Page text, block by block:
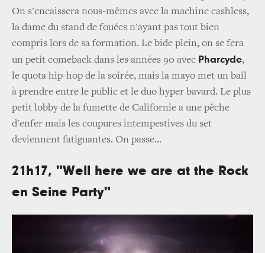
On s'encaissera nous-mêmes avec la machine cashless,
la dame du stand de fouées n'ayant pas tout bien
compris lors de sa formation. Le bide plein, on se fera
un petit comeback dans les années 90 avec Pharcyde,
le quota hip-hop de la soirée, mais la mayo met un bail
à prendre entre le public et le duo hyper bavard. Le plus
petit lobby de la fumette de Californie a une pêche
d'enfer mais les coupures intempestives du set
deviennent fatiguantes. On passe...
21h17, "Well here we are at the Rock
en Seine Party"